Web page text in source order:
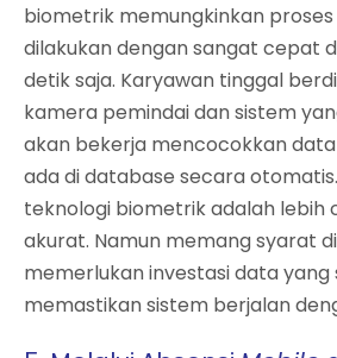
biometrik memungkinkan proses
dilakukan dengan sangat cepat
detik saja. Karyawan tinggal
kamera pemindai dan sistem
akan bekerja mencocokkan
ada di database secara
teknologi biometrik adalah lebih
akurat. Namun memang syarat
memerlukan investasi data yang
memastikan sistem berjalan